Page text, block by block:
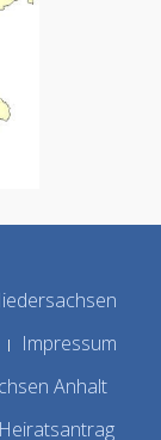
Impressum
Anhalt
Heiratsantrag